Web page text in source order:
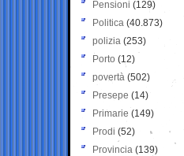
Pensioni (129)
Politica (40.873)
polizia (253)
Porto (12)
povertà (502)
Presepe (14)
Primarie (149)
Prodi (52)
Provincia (139)